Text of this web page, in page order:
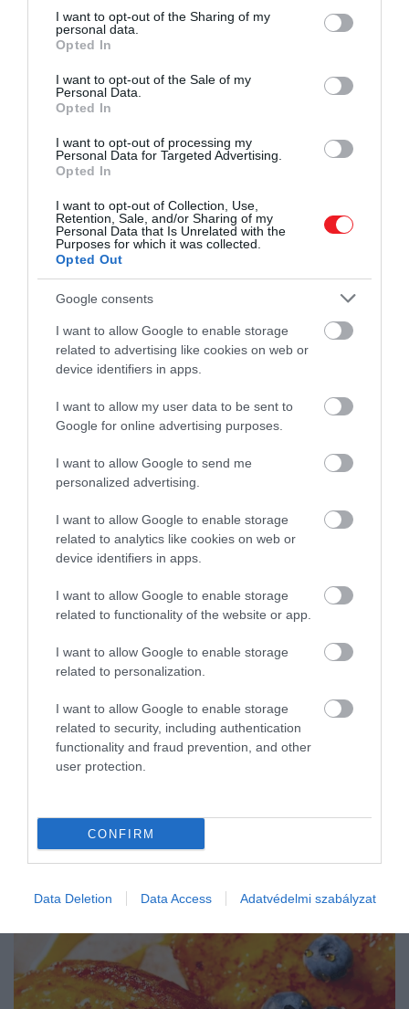
not limited to your visit or usage behaviour. You may click to
grant or deny consent to Google and its third-party tags to
use your data for below specified purposes in below Google
consent section.
I want to opt-out of the Sharing of my
personal data.
Opted In
I want to opt-out of the Sale of my
Personal Data.
Opted In
I want to opt-out of processing my
Personal Data for Targeted Advertising.
Opted In
I want to opt-out of Collection, Use,
Retention, Sale, and/or Sharing of my
Personal Data that Is Unrelated with the
Purposes for which it was collected.
Opted Out
Google consents
I want to allow Google to enable storage
related to advertising like cookies on web or
device identifiers in apps.
I want to allow my user data to be sent to
Google for online advertising purposes.
I want to allow Google to send me
personalized advertising.
I want to allow Google to enable storage
related to analytics like cookies on web or
device identifiers in apps.
I want to allow Google to enable storage
related to functionality of the website or app.
I want to allow Google to enable storage
related to personalization.
I want to allow Google to enable storage
related to security, including authentication
functionality and fraud prevention, and other
user protection.
CONFIRM
Data Deletion Data Access Adatvédelmi szabályzat
Kevés nyári ételünkről vitatkozunk annyit,
mint a kovászos uborkáról. Van, aki
kenyérrel készíti, más szerint krumplival
persze olyan is akad, aki egyszerűen
mindkettőt kihagyná. A kérdés elsőre
apróságnak tűnik, holott a savanyúság
ízét, állagát és…
Kenyér vagy krumpli kerüljön
a kovászos uborkába? Ezen…